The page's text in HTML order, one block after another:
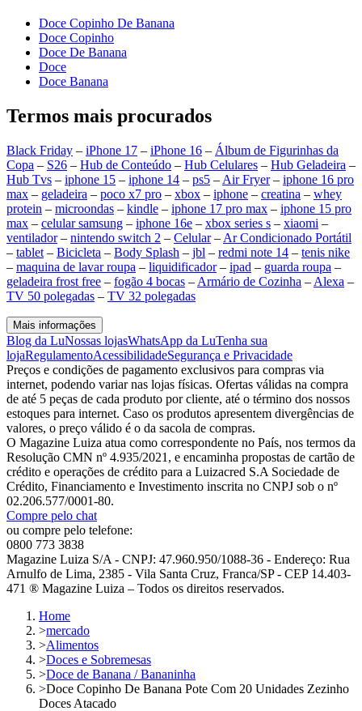
Doce Copinho De Banana
Doce Copinho
Doce De Banana
Doce
Doce Banana
Termos mais procurados
Black Friday – iPhone 17 – iPhone 16 – Álbum de Figurinhas da
Copa – S26 – Hub de Conteúdo – Hub Celulares – Hub Geladeira –
Hub Tvs – iphone 15 – iphone 14 – ps5 – Air Fryer– iphone 16 pro
max – geladeira – poco x7 pro – xbox – iphone – creatina – whey
protein – microondas – kindle – iphone 17 pro max – iphone 15 pro
max – celular samsung – iphone 16e – xbox series s – xiaomi –
ventilador– nintendo switch 2 – Celular– Ar Condicionado Portátil
– tablet – Bicicleta – Body Splash – jbl – redmi note 14 – tenis nike
– maquina de lavar roupa – liquidificador– ipad – guarda roupa –
geladeira frost free – fogão 4 bocas – Armário de Cozinha – Alexa –
TV 50 polegadas – TV 32 polegadas
Mais informações
Blog da LuNossas lojasWhatsApp da LuTenha sua
lojaRegulamentoAcessibilidadeSegurança e Privacidade
Preços e condições de pagamento exclusivos para compras via
internet, podendo variar nas lojas físicas. Ofertas válidas na compra
de até 5 peças de cada produto por cliente, até o término dos nossos
estoques para internet. Caso os produtos apresentem divergências de
valores, o preço válido é o da sacola de compras.
O Magazine Luiza atua como correspondente no País, nos termos da
Resolução CMN nº 4.935/2021, e encaminha propostas de cartão de
crédito e operações de crédito para a Luizacred S.A Sociedade de
Crédito, Financiamento e Investimento inscrita no CNPJ sob o nº
02.206.577/0001-80.
Compre pelo chat
ou compre pelo telefone:
0800 773 3838
Magazine Luiza S/A - CNPJ: 47.960.950/1088-36 - Endereço: Rua
Arnulfo de Lima, 2385 - Vila Santa Cruz, Franca/SP - CEP 14.403-
471 ® Magazine Luiza – Todos os direitos reservados.
Home
>mercado
>Alimentos
>Doces e Sobremesas
>Doce de Banana / Bananinha
>Doce Copinho De Banana Pote Com 20 Unidades Zezinho
Doces Atacado